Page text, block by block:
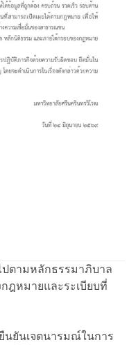
ปตามหลักธรรมาภิบาล
ฎหมายและระเบียบที่
ยันเจตนารมณ์ในการ